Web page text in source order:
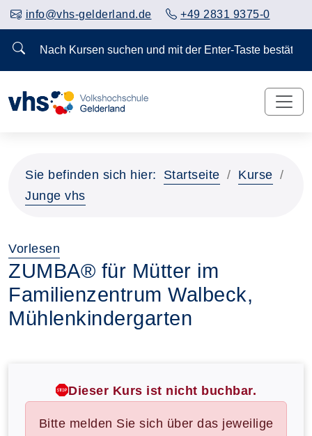
info@vhs-gelderland.de +49 2831 9375-0
Nach Kursen suchen und mit der Enter-Taste
Sie befinden sich hier: Startseite
Kurse
Junge vhs
Vorlesen
ZUMBA® für Mütter im
Familienzentrum Walbeck,
Mühlenkindergarten
Dieser Kurs ist nicht buchbar.
Bitte melden Sie sich über das jeweilige